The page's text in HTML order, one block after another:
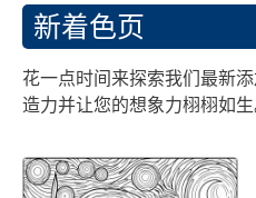
新着色页
花一点时间来探索我们最新
造力并让您的想象力栩栩如生